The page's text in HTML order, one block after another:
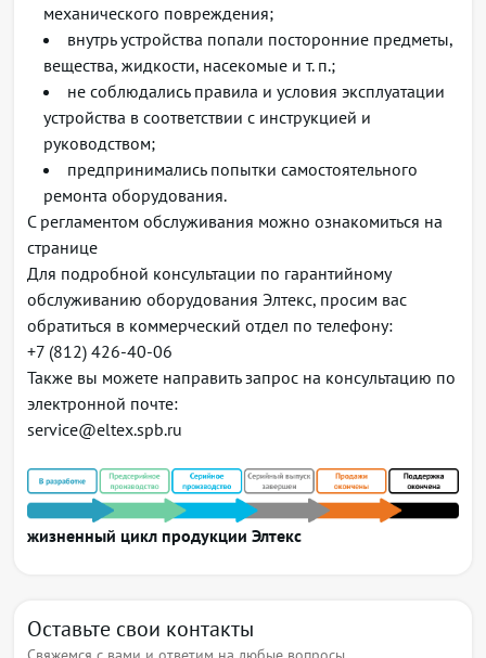
механического повреждения;
внутрь устройства попали посторонние предметы,
вещества, жидкости, насекомые и т. п.;
не соблюдались правила и условия эксплуатации
устройства в соответствии с инструкцией и
руководством;
предпринимались попытки самостоятельного
ремонта оборудования.
С регламентом обслуживания можно ознакомиться на
странице
Для подробной консультации по гарантийному
обслуживанию оборудования Элтекс, просим вас
обратиться в коммерческий отдел по телефону:
+7 (812) 426-40-06
Также вы можете направить запрос на консультацию по
электронной почте:
service@eltex.spb.ru
жизненный цикл продукции Элтекс
Оставьте свои контакты